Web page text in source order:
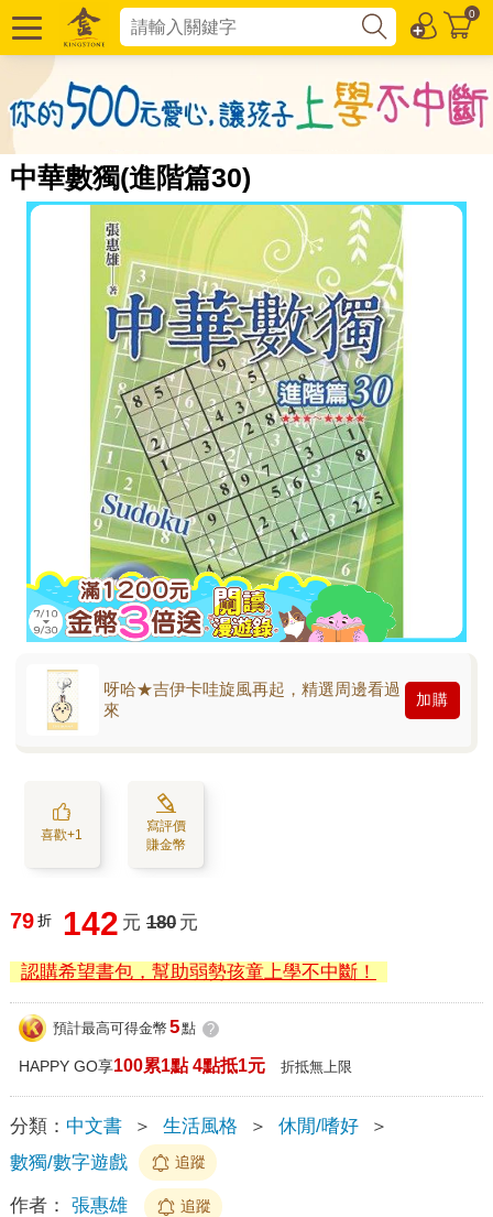
0
中華數獨(進階篇30)
呀哈★吉伊卡哇旋風再起，精選周邊看過
來
加購
喜歡+1
寫評價
賺金幣
79 折 142 元 180 元
認購希望書包，幫助弱勢孩童上學不中斷！
預計最高可得金幣 5點 ?
HAPPY GO享100累1點 4點抵1元 折抵無上限
分類： 中文書 ＞ 生活風格 ＞ 休閒/嗜好
＞
數獨/數字遊戲
追蹤
作者： 張惠雄 追蹤